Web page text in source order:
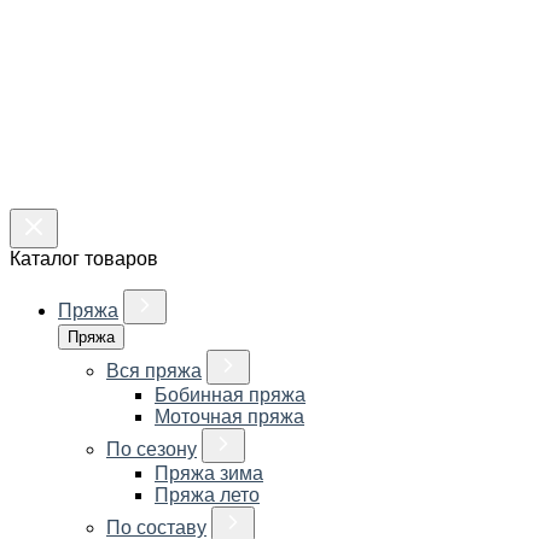
Каталог товаров
Пряжа
Пряжа
Вся пряжа
Бобинная пряжа
Моточная пряжа
По сезону
Пряжа зима
Пряжа лето
По составу